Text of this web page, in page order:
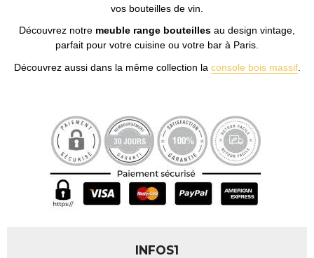
vos bouteilles de vin.
Découvrez notre meuble range bouteilles au design vintage,
parfait pour votre cuisine ou votre bar à Paris.
Découvrez aussi dans la même collection la console bois massif.
INFOS1